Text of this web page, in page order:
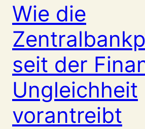
Wie die
seit der
Ungleichheit
vorantreibt